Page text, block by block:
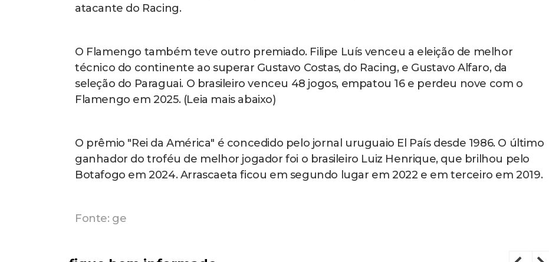
atacante do Racing.
O Flamengo também teve outro premiado. Filipe Luís venceu a eleição de melhor
técnico do continente ao superar Gustavo Costas, do Racing, e Gustavo Alfaro, da
seleção do Paraguai. O brasileiro venceu 48 jogos, empatou 16 e perdeu nove com o
Flamengo em 2025. (Leia mais abaixo)
O prêmio "Rei da América" é concedido pelo jornal uruguaio El País desde 1986. O último
ganhador do troféu de melhor jogador foi o brasileiro Luiz Henrique, que brilhou pelo
Botafogo em 2024. Arrascaeta ficou em segundo lugar em 2022 e em terceiro em 2019.
Fonte: ge